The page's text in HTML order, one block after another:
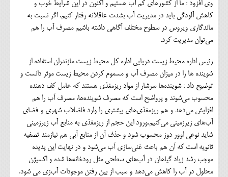
وی افزود : ما از کشورهای کم آب هستیم و اکنون در این شرایط خوب و
کاهش آلودگی باید در مدیریت آب بشدت عاقلانه رفتار کنیم. اگر نسبت به
ماندگاری ویروس در سطوح مختلف آگاهی داشته باشیم مصرف آب را هم
می‌توان مدیریت کرد.
رئیس اداره محیط زیست دریایی اداره کل محیط زیست مازندران استفاده از
شوینده ها را در میزان مصرف آب و مسموم کردن محیط زیست موثر دانست و
توضیح داد : شوینده‌ها سرشار از مواد ریزمغذی هستند که عامل کف دهنده
محسوب می‌شوند و پرواضح است که مصرف شوینده‌ها، مصرف آب را هم
افزایش می‌دهد و هم ریزمغذی‌های بیشتری را وارد فاضلاب شهری و فضای
آب‌های زیرزمینی می‌کنیم.ورود این حجم از ریزمغذی به منابع آب زیرزمینی
شاید نوعی اوور دوز محسوب شود و حذف آن از منابع آبی هم نیازمند تصفیه
ثانویه است که آن هم باعث غنی‌سازی آب می‌شود و در نهایت این پدیده
موجب رشد زیاد گیاهان در آب‌های سطحی مثل رودخانه‌ها شده و اکسیژن
محلول در آب را کاهش می‌دهد و سبب از بین رفتن موجودات آب‌زی می شود.